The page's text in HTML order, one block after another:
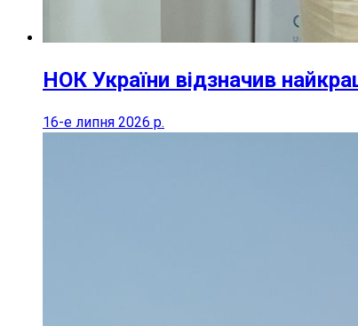
НОК України відзначив
16-е липня 2026 р.